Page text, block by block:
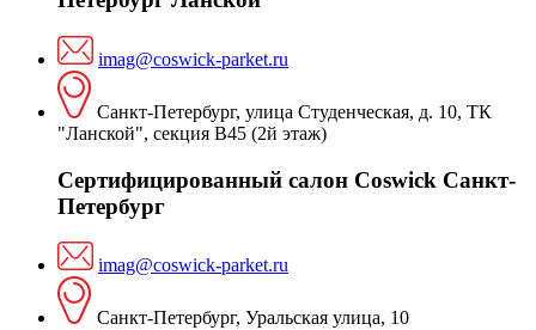
imag@coswick-parket.ru
Санкт-Петербург, улица Студенческая, д. 10, ТК
"Ланской", секция В45 (2й этаж)
Сертифицированный салон Coswick Санкт-
Петербург
imag@coswick-parket.ru
Санкт-Петербург, Уральская улица, 10